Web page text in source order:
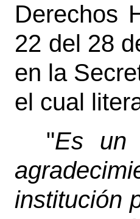
Derechos
22 del 28
en la
el cual
"Es un
institución